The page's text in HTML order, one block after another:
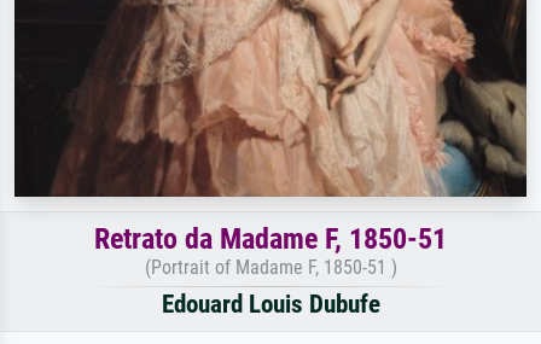
Retrato da Madame F, 1850-51
(Portrait of Madame F, 1850-51 )
Edouard Louis Dubufe